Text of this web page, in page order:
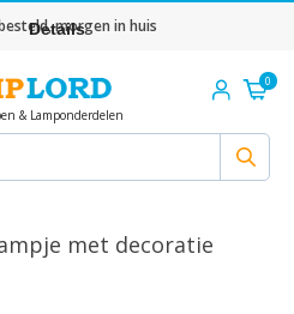
morgen in huis
& Lamponderdelen
0
met decoratie
Details